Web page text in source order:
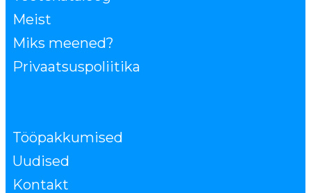
Meist
Miks meened?
Privaatsuspoliitika
Tööpakkumised
Uudised
Kontakt